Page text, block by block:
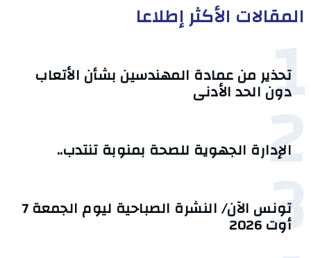
المقالات الأكثر إطلاعا
1
تحذير من عمادة المهندسين بشأن الأتعاب
دون الحد الأدنى
2
الإدارة الجهوية للصحة بمنوبة تنتدب..
3 تونس الآن/ النشرة الصباحية ليوم الجمعة 7
أوت 2026